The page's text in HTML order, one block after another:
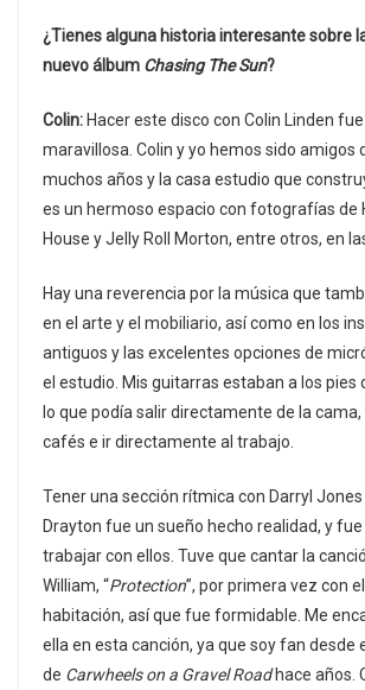
¿Tienes alguna historia interesante sobre
nuevo álbum Chasing The Sun?
Colin: Hacer este disco con Colin Linden
maravillosa. Colin y yo hemos sido amigos
muchos años y la casa estudio que
es un hermoso espacio con fotografías de
House y Jelly Roll Morton, entre otros, en
Hay una reverencia por la música que
en el arte y el mobiliario, así como en los
antiguos y las excelentes opciones de
el estudio. Mis guitarras estaban a los pies
lo que podía salir directamente de la
cafés e ir directamente al trabajo.
Tener una sección rítmica con Darryl Jones
Drayton fue un sueño hecho realidad, y
trabajar con ellos. Tuve que cantar la
William, “Protection”, por primera vez con
habitación, así que fue formidable. Me
ella en esta canción, ya que soy fan desde
de Carwheels on a Gravel Roadhace años.